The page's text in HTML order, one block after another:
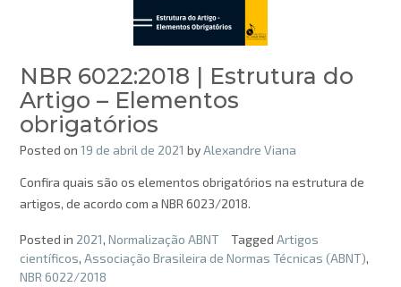
NBR 6022:2018 | Estrutura do
Artigo – Elementos
obrigatórios
Posted on 19 de abril de 2021 byAlexandre Viana
Confira quais são os elementos obrigatórios na estrutura de
artigos, de acordo com a NBR 6023/2018.
Posted in 2021, Normalização ABNT Tagged Artigos
científicos, Associação Brasileira de Normas Técnicas (ABNT),
NBR 6022/2018